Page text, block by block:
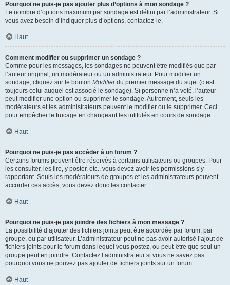
Pourquoi ne puis-je pas ajouter plus d’options à mon sondage ?
Le nombre d’options maximum par sondage est défini par l’administrateur. Si
vous avez besoin d’indiquer plus d’options, contactez-le.
Haut
Comment modifier ou supprimer un sondage ?
Comme pour les messages, les sondages ne peuvent être modifiés que par
l’auteur original, un modérateur ou un administrateur. Pour modifier un
sondage, cliquez sur le bouton Modifierdu premier message du sujet (c’est
toujours celui auquel est associé le sondage). Si personne n’a voté, l’auteur
peut modifier une option ou supprimer le sondage. Autrement, seuls les
modérateurs et les administrateurs peuvent le modifier ou le supprimer. Ceci
pour empêcher le trucage en changeant les intitulés en cours de sondage.
Haut
Pourquoi ne puis-je pas accéder à un forum ?
Certains forums peuvent être réservés à certains utilisateurs ou groupes. Pour
les consulter, les lire, y poster, etc., vous devez avoir les permissions s’y
rapportant. Seuls les modérateurs de groupes et les administrateurs peuvent
accorder ces accès, vous devez donc les contacter.
Haut
Pourquoi ne puis-je pas joindre des fichiers à mon message ?
La possibilité d’ajouter des fichiers joints peut être accordée par forum, par
groupe, ou par utilisateur. L’administrateur peut ne pas avoir autorisé l’ajout de
fichiers joints pour le forum dans lequel vous postez, ou peut-être que seul un
groupe peut en joindre. Contactez l’administrateur si vous ne savez pas
pourquoi vous ne pouvez pas ajouter de fichiers joints sur un forum.
Haut